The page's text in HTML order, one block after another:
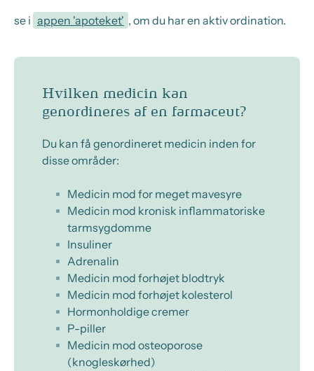
se i appen 'apoteket' , om du har en aktiv ordination.
Hvilken medicin kan
genordineres af en farmaceut?
Du kan få genordineret medicin inden for
disse områder:
Medicin mod for meget mavesyre
Medicin mod kronisk inflammatoriske
tarmsygdomme
Insuliner
Adrenalin
Medicin mod forhøjet blodtryk
Medicin mod forhøjet kolesterol
Hormonholdige cremer
P-piller
Medicin mod osteoporose
(knogleskørhed)